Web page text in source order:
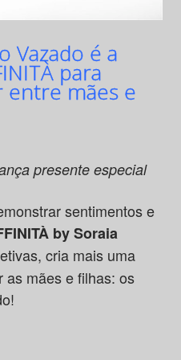
Vazado é a
para
mães e
presente especial
sentimentos e
by Soraia
cria mais uma
as mães e filhas: os